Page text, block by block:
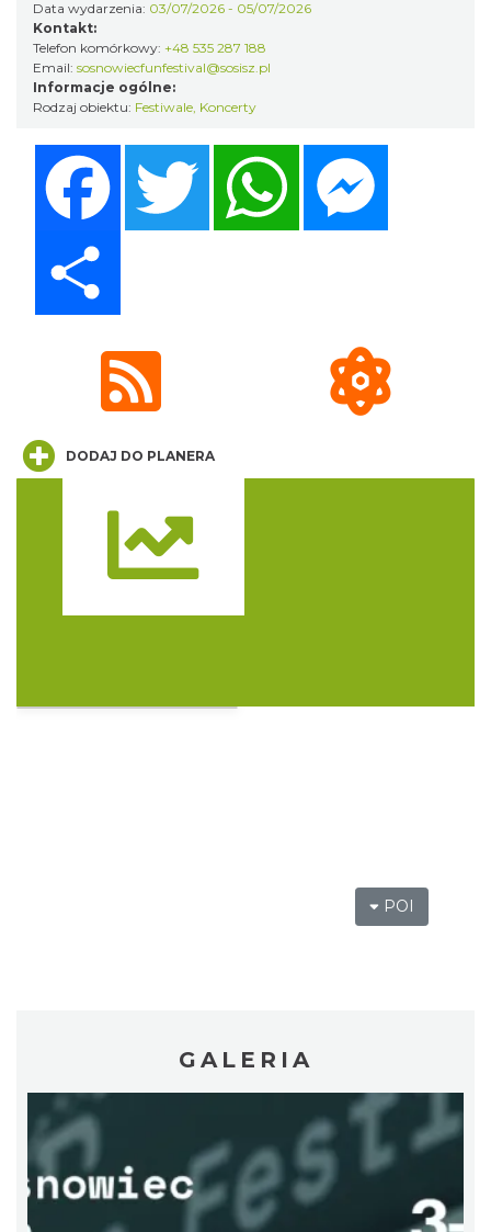
Kult – Pomarańczowa Trasa 2026
Katowice
9.49 km
Myslovitz - Sentymentalny powrót do lat
2000
Katowice
LORD OF THE DANCE - 30th Anniversary
9.50 km
Katowice
2026-08-03
9.92 km
Data wydarzenia: 03/07/2026 - 05/07/2026
Kontakt:
Telefon komórkowy: +48 535 287 188
Email: sosnowiecfunfestival@sosisz.pl
Informacje ogólne:
Rodzaj obiektu: Festiwale, Koncerty
Twitter WhatsApp
DODAJ DO PLANERA
POI
GALERIA